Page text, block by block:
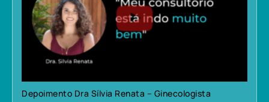
Depoimento Dra Sílvia Renata – Ginecologista